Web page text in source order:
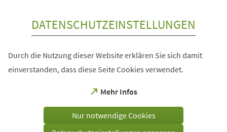
DATENSCHUTZEINSTELLUNGEN
Durch die Nutzung dieser Website erklären Sie sich damit
einverstanden, dass diese Seite Cookies verwendet.
Mehr Infos
(Öffnet
einem
Nur notwendige Cookies